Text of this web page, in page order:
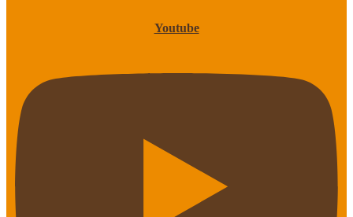
Youtube